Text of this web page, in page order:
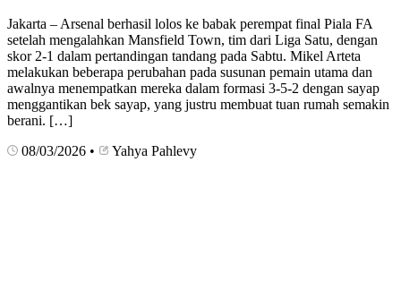
Jakarta – Arsenal berhasil lolos ke babak perempat final Piala FA
setelah mengalahkan Mansfield Town, tim dari Liga Satu, dengan
skor 2-1 dalam pertandingan tandang pada Sabtu. Mikel Arteta
melakukan beberapa perubahan pada susunan pemain utama dan
awalnya menempatkan mereka dalam formasi 3-5-2 dengan sayap
menggantikan bek sayap, yang justru membuat tuan rumah semakin
berani. […]
08/03/2026 • Yahya Pahlevy